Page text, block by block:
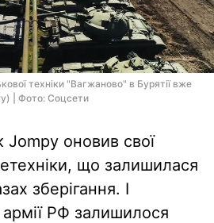
техніки "Вагжаново" в Бурятії вже
| Фото: Соцсети
Jompy оновив свої
що залишилася
зберігання. І
РФ залишилося